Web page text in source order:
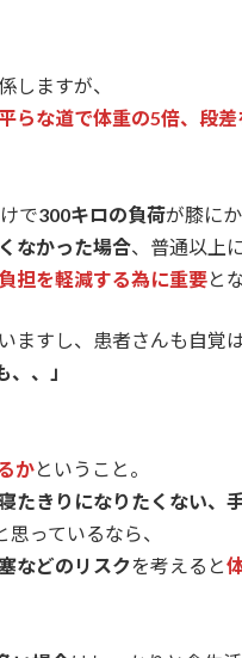
しますが、
らな道で体重の5倍、段
で300キロの負荷が膝にか
なかった場合、普通以上
担を軽減する為に重要と
ますし、患者さんも自覚は
、」
かということ。
たきりになりたくない、
思っているなら、
などのリスクを考えると